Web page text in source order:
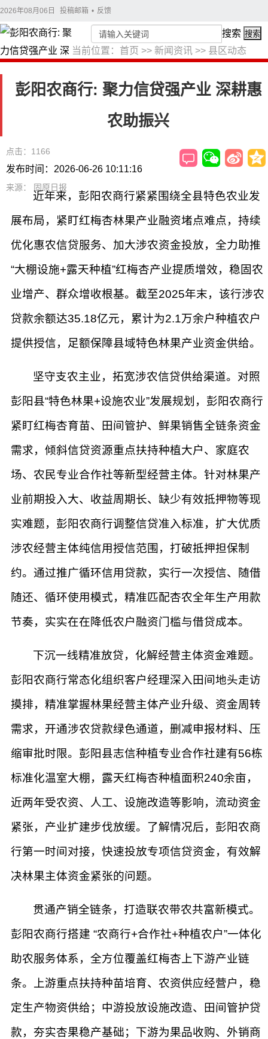
2026年08月06日 投稿邮箱 • 反馈
当前位置： 首页 >> 新闻资讯 >> 县区动态
搜索 搜索
彭阳农商行: 聚力信贷强产业 深耕惠
农助振兴
点击：1166
发布时间：2026-06-26 10:11:16
来源： 固原日报
近年来，彭阳农商行紧紧围绕全县特色农业发
展布局，紧盯红梅杏林果产业融资堵点难点，持续
优化惠农信贷服务、加大涉农资金投放，全力助推
“大棚设施+露天种植”红梅杏产业提质增效，稳固农
业增产、群众增收根基。截至2025年末，该行涉农
贷款余额达35.18亿元，累计为2.1万余户种植农户
提供授信，足额保障县域特色林果产业资金供给。
坚守支农主业，拓宽涉农信贷供给渠道。对照
彭阳县“特色林果+设施农业”发展规划，彭阳农商行
紧盯红梅杏育苗、田间管护、鲜果销售全链条资金
需求，倾斜信贷资源重点扶持种植大户、家庭农
场、农民专业合作社等新型经营主体。针对林果产
业前期投入大、收益周期长、缺少有效抵押物等现
实难题，彭阳农商行调整信贷准入标准，扩大优质
涉农经营主体纯信用授信范围，打破抵押担保制
约。通过推广循环信用贷款，实行一次授信、随借
随还、循环使用模式，精准匹配杏农全年生产用款
节奏，实实在在降低农户融资门槛与借贷成本。
下沉一线精准放贷，化解经营主体资金难题。
彭阳农商行常态化组织客户经理深入田间地头走访
摸排，精准掌握林果经营主体产业升级、资金周转
需求，开通涉农贷款绿色通道，删减申报材料、压
缩审批时限。彭阳县志信种植专业合作社建有56栋
标准化温室大棚，露天红梅杏种植面积240余亩，
近两年受农资、人工、设施改造等影响，流动资金
紧张，产业扩建步伐放缓。了解情况后，彭阳农商
行第一时间对接，快速投放专项信贷资金，有效解
决林果主体资金紧张的问题。
贯通产销全链条，打造联农带农共富新模式。
彭阳农商行搭建 “农商行+合作社+种植农户”一体化
助农服务体系，全方位覆盖红梅杏上下游产业链
条。上游重点扶持种苗培育、农资供应经营户，稳
定生产物资供给；中游投放设施改造、田间管护贷
款，夯实杏果稳产基础；下游为果品收购、外销商